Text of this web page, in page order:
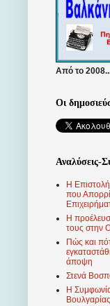
Από το
Οι
Αναλύσεις-
Η
που
Η
τους στην
Πώς και
άποψη
Στενά
Η
Βουλγαρίας